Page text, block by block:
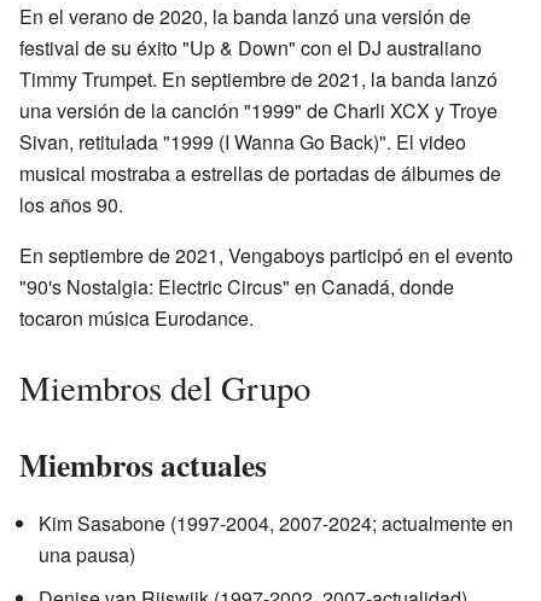
En el verano de 2020, la banda lanzó una versión de
festival de su éxito "Up & Down" con el DJ australiano
Timmy Trumpet. En septiembre de 2021, la banda lanzó
una versión de la canción "1999" de Charli XCX y Troye
Sivan, retitulada "1999 (I Wanna Go Back)". El video
musical mostraba a estrellas de portadas de álbumes de
los años 90.
En septiembre de 2021, Vengaboys participó en el evento
"90's Nostalgia: Electric Circus" en Canadá, donde
tocaron música Eurodance.
Miembros del Grupo
Miembros actuales
Kim Sasabone (1997-2004, 2007-2024; actualmente en
una pausa)